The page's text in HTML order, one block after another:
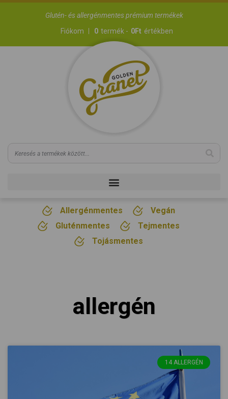
Glutén- és allergénmentes prémium termékek
Fiókom
0 termék - 0Ft értékben
Allergénmentes
Vegán
Gluténmentes
Tejmentes
Tojásmentes
allergén
14 ALLERGÉN